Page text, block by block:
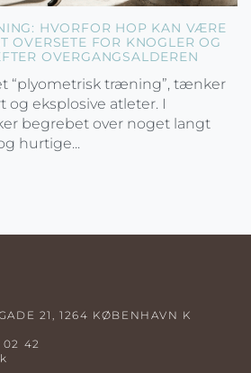
HVORFOR HOP KAN VÆRE
OVERSETE FOR KNOGLER OG
OVERGANGSALDEREN
“plyometrisk træning”, tænker
og eksplosive atleter. I
begrebet over noget langt
hurtige...
21, 1264 KØBENHAVN K
02 42